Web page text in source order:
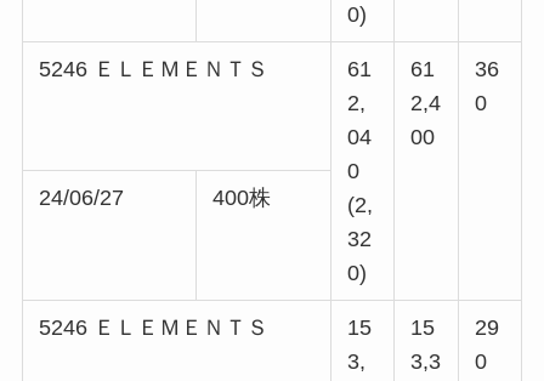
0)
5246 ＥＬＥＭＥＮＴＳ
61
2,
04
0
(2,
32
0)
61
2,4
00
36
0
24/06/27 400株
5246 ＥＬＥＭＥＮＴＳ
15
3,
15
3,3
29
0